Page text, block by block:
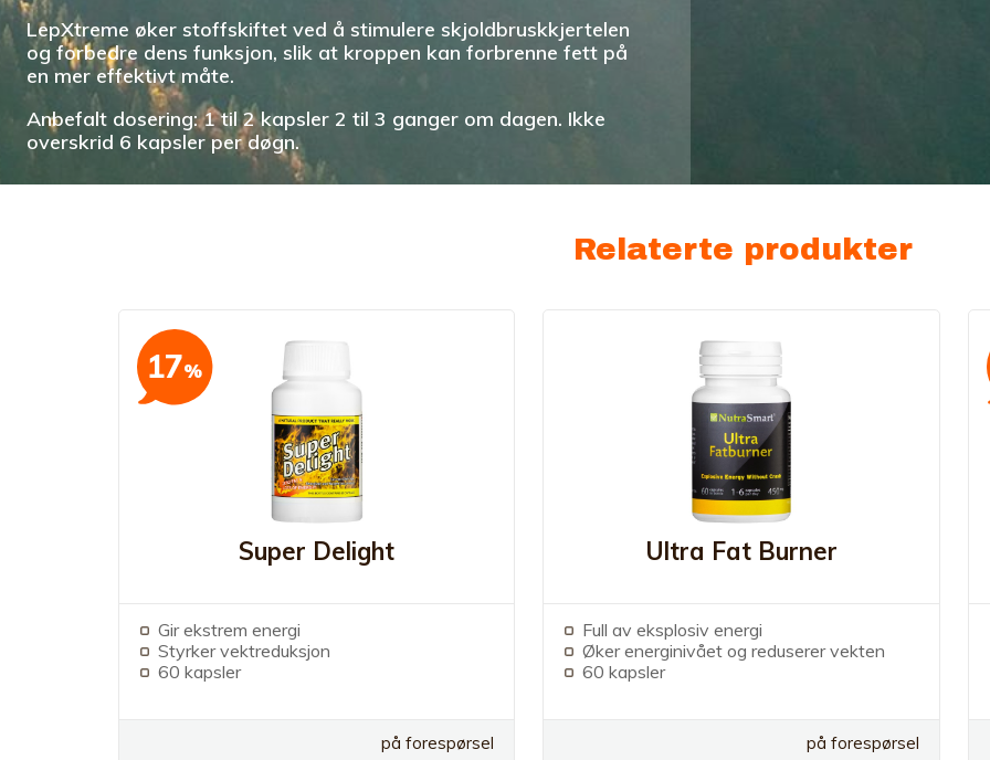
LepXtreme øker stoffskiftet ved å stimulere skjoldbruskkjertelen
og forbedre dens funksjon, slik at kroppen kan forbrenne fett på
en mer effektivt måte.
Anbefalt dosering: 1 til 2 kapsler 2 til 3 ganger om dagen. Ikke
overskrid 6 kapsler per døgn.
Relaterte produkter
Super Delight
Gir ekstrem energi
Styrker vektreduksjon
60 kapsler
på forespørsel
17%
Ultra Fat Burner
Full av eksplosiv energi
Øker energinivået og reduserer vekten
60 kapsler
på forespørsel